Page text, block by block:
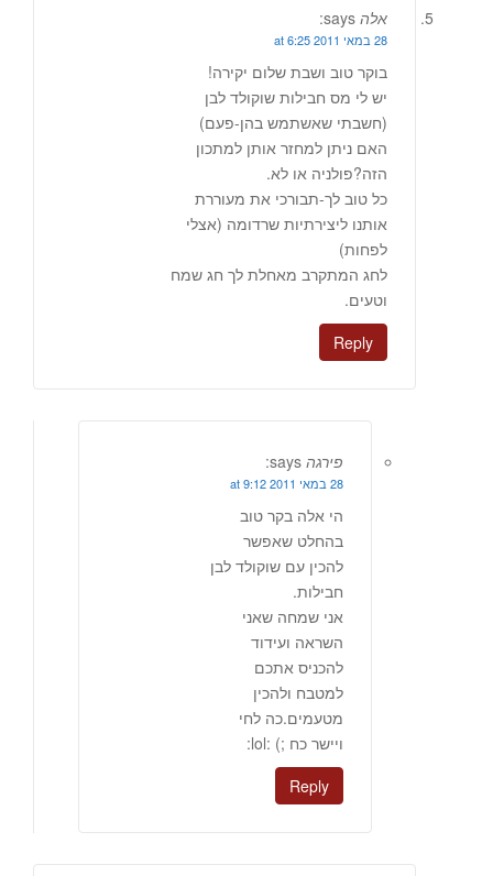
אלה says:
28 במאי 2011 at 6:25
בוקר טוב ושבת שלום יקירה!
יש לי מס חבילות שוקולד לבן
(חשבתי שאשתמש בהן-פעם)
האם ניתן למחזר אותן למתכון
הזה?פולניה או לא.
כל טוב לך-תבורכי את מעוררת
אותנו ליצירתיות שרדומה (אצלי
לפחות)
לחג המתקרב מאחלת לך חג שמח
וטעים.
Reply
פירגה says:
28 במאי 2011 at 9:12
הי אלה בקר טוב
בהחלט שאפשר
להכין עם שוקולד לבן
חבילות.
אני שמחה שאני
השראה ועידוד
להכניס אתכם
למטבח ולהכין
מטעמים.כה לחי
ויישר כח ;) :lol:
Reply